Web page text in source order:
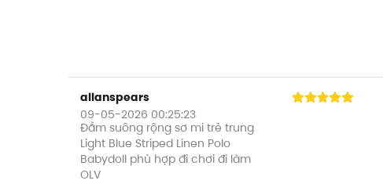
allanspears
09-05-2026 00:25:23
Đầm suông rộng sơ mi trẻ trung
Light Blue Striped Linen Polo
Babydoll phù hợp đi chơi đi làm
OLV